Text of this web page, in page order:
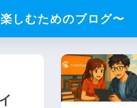
しむためのブログ〜